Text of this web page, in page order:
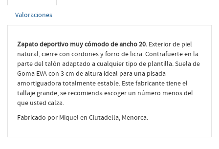
Valoraciones
Zapato deportivo muy cómodo de ancho 20. Exterior de piel
natural, cierre con cordones y forro de licra. Contrafuerte en la
parte del talón adaptado a cualquier tipo de plantilla. Suela de
Goma EVA con 3 cm de altura ideal para una pisada
amortiguadora totalmente estable. Este fabricante tiene el
tallaje grande, se recomienda escoger un número menos del
que usted calza.
Fabricado por Miquel en Ciutadella, Menorca.